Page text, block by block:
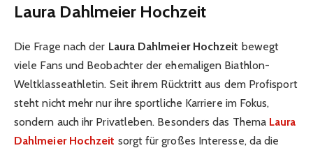
Laura Dahlmeier Hochzeit
Die Frage nach der Laura Dahlmeier Hochzeit bewegt
viele Fans und Beobachter der ehemaligen Biathlon-
Weltklasseathletin. Seit ihrem Rücktritt aus dem Profisport
steht nicht mehr nur ihre sportliche Karriere im Fokus,
sondern auch ihr Privatleben. Besonders das Thema Laura
Dahlmeier Hochzeit sorgt für großes Interesse, da die